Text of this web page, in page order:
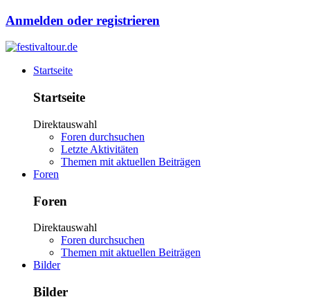
Anmelden oder registrieren
Startseite
Startseite
Direktauswahl
Foren durchsuchen
Letzte Aktivitäten
Themen mit aktuellen Beiträgen
Foren
Foren
Direktauswahl
Foren durchsuchen
Themen mit aktuellen Beiträgen
Bilder
Bilder